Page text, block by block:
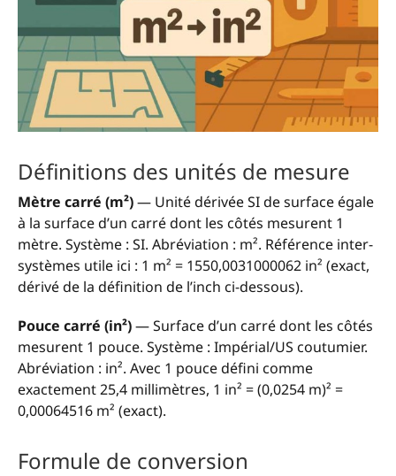
Définitions des unités de mesure
Mètre carré (m²)— Unité dérivée SI de surface égale
à la surface d’un carré dont les côtés mesurent 1
mètre. Système : SI. Abréviation : m². Référence inter-
systèmes utile ici : 1 m² = 1550,0031000062 in² (exact,
dérivé de la définition de l’inch ci-dessous).
Pouce carré (in²)— Surface d’un carré dont les côtés
mesurent 1 pouce. Système : Impérial/US coutumier.
Abréviation : in². Avec 1 pouce défini comme
exactement 25,4 millimètres, 1 in² = (0,0254 m)² =
0,00064516 m² (exact).
Formule de conversion